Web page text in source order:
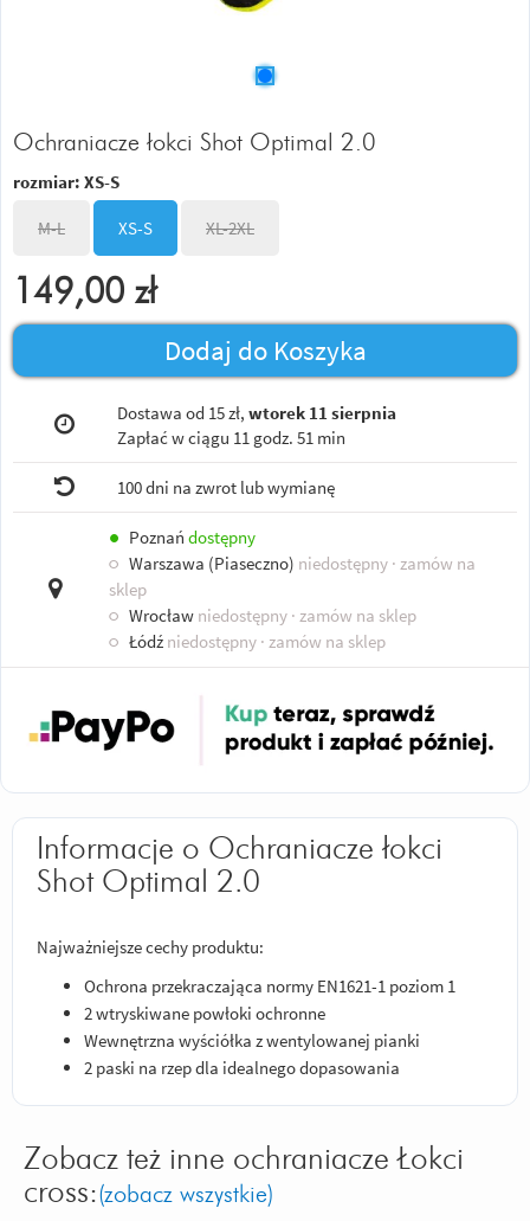
Ochraniacze łokci Shot Optimal 2.0
rozmiar: XS-S
M-L XS-S XL-2XL
149,00 zł
Dodaj do Koszyka
Dostawa od 15 zł, wtorek 11 sierpnia
Zapłać w ciągu 11 godz. 51 min
100 dni na zwrot lub wymianę
● Poznań dostępny
○ Warszawa (Piaseczno) niedostępny · zamów na
sklep
○ Wrocław niedostępny · zamów na sklep
○ Łódź niedostępny · zamów na sklep
Informacje o Ochraniacze łokci
Shot Optimal 2.0
Najważniejsze cechy produktu:
Ochrona przekraczająca normy EN1621-1 poziom 1
2 wtryskiwane powłoki ochronne
Wewnętrzna wyściółka z wentylowanej pianki
2 paski na rzep dla idealnego dopasowania
Zobacz też inne ochraniacze Łokci
cross:(zobacz wszystkie)